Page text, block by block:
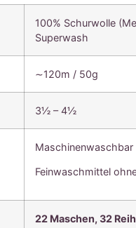
100% Schurwolle
Superwash
∼120m / 50g
3½ – 4½
Maschinenwaschbar
Feinwaschmittel
22 Maschen, 32